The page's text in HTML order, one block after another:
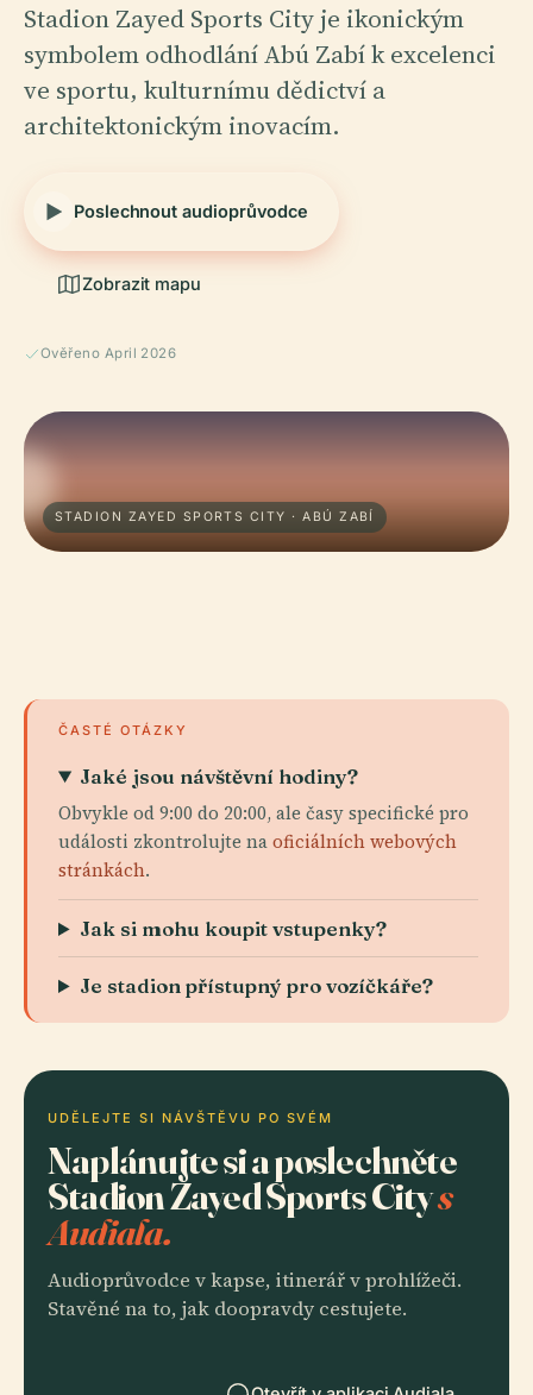
Stadion Zayed Sports City je ikonickým
symbolem odhodlání Abú Zabí k excelenci
ve sportu, kulturnímu dědictví a
architektonickým inovacím.
Poslechnout audioprůvodce
Zobrazit mapu
Ověřeno April 2026
STADION ZAYED SPORTS CITY · ABÚ ZABÍ
ČASTÉ OTÁZKY
Jaké jsou návštěvní hodiny?
Obvykle od 9:00 do 20:00, ale časy specifické pro
události zkontrolujte naoficiálních webových
stránkách.
Jak si mohu koupit vstupenky?
Je stadion přístupný pro vozíčkáře?
UDĚLEJTE SI NÁVŠTĚVU PO SVÉM
Naplánujte si a poslechněte
Stadion Zayed Sports Citys
Audiala.
Audioprůvodce v kapse, itinerář v prohlížeči.
Stavěné na to, jak doopravdy cestujete.